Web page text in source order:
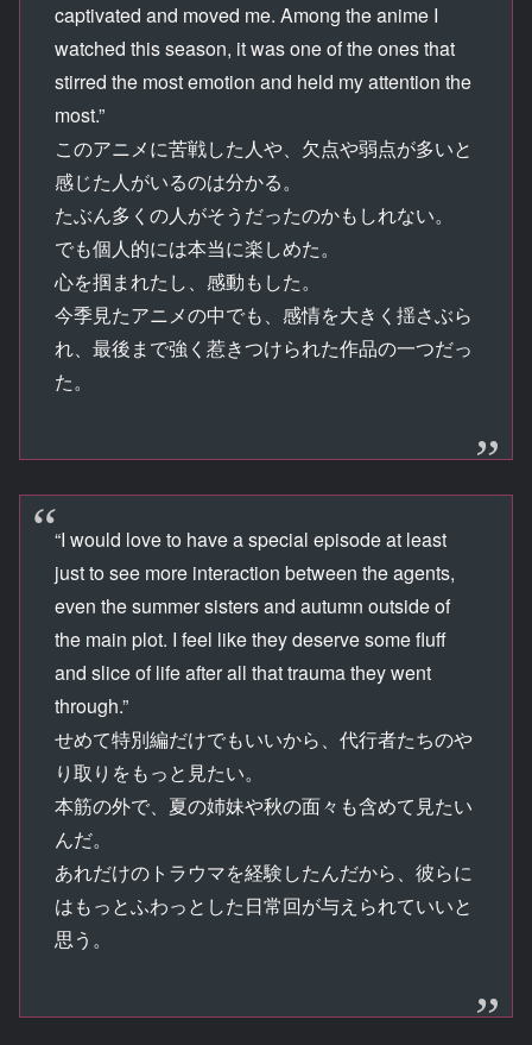
captivated and moved me. Among the anime I
watched this season, it was one of the ones that
stirred the most emotion and held my attention the
most.”
このアニメに苦戦した人や、欠点や弱点が多いと
感じた人がいるのは分かる。
たぶん多くの人がそうだったのかもしれない。
でも個人的には本当に楽しめた。
心を掴まれたし、感動もした。
今季見たアニメの中でも、感情を大きく揺さぶら
れ、最後まで強く惹きつけられた作品の一つだっ
た。
“I would love to have a special episode at least
just to see more interaction between the agents,
even the summer sisters and autumn outside of
the main plot. I feel like they deserve some fluff
and slice of life after all that trauma they went
through.”
せめて特別編だけでもいいから、代行者たちのや
り取りをもっと見たい。
本筋の外で、夏の姉妹や秋の面々も含めて見たい
んだ。
あれだけのトラウマを経験したんだから、彼らに
はもっとふわっとした日常回が与えられていいと
思う。